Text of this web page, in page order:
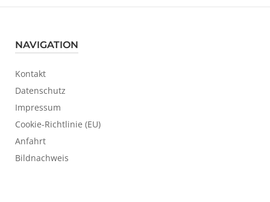
NAVIGATION
Kontakt
Datenschutz
Impressum
Cookie-Richtlinie (EU)
Anfahrt
Bildnachweis